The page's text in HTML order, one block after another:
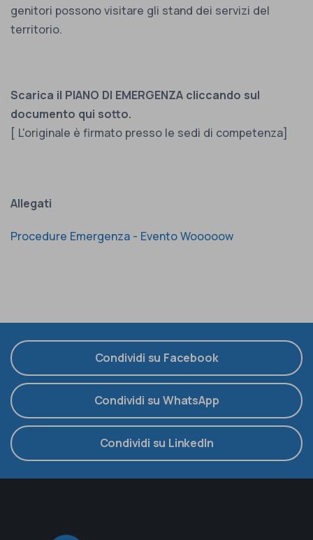
genitori possono visitare gli stand dei servizi del
territorio.
Scarica il PIANO DI EMERGENZA cliccando sul
documento qui sotto.
[ L'originale è firmato presso le sedi di competenza]
Allegati
Procedure Emergenza - Evento Wooooow
Condividi su Facebook
Condividi su WhatsApp
Condividi su LinkedIn